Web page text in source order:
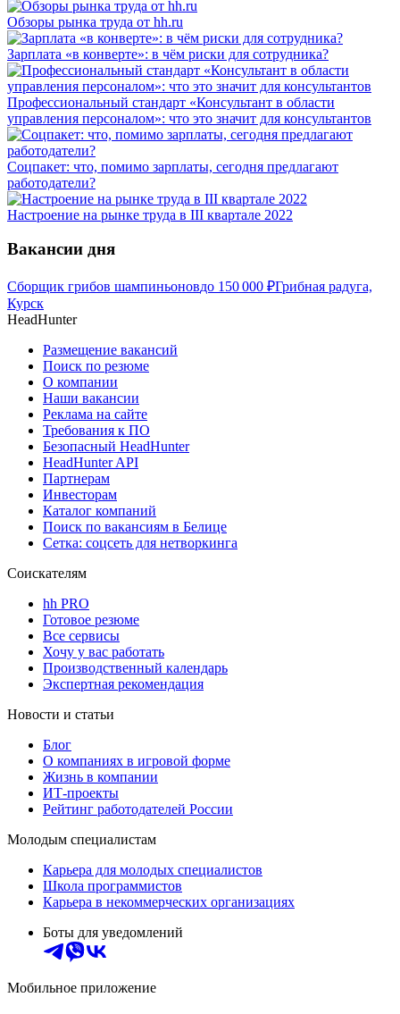
Обзоры рынка труда от hh.ru
Зарплата «в конверте»: в чём риски для сотрудника?
Профессиональный стандарт «Консультант в области
управления персоналом»: что это значит для консультантов
Соцпакет: что, помимо зарплаты, сегодня предлагают
работодатели?
Настроение на рынке труда в III квартале 2022
Вакансии дня
Сборщик грибов шампиньоновдо 150 000 ₽Грибная радуга,
Курск
HeadHunter
Размещение вакансий
Поиск по резюме
О компании
Наши вакансии
Реклама на сайте
Требования к ПО
Безопасный HeadHunter
HeadHunter API
Партнерам
Инвесторам
Каталог компаний
Поиск по вакансиям в Белице
Сетка: соцсеть для нетворкинга
Соискателям
hh PRO
Готовое резюме
Все сервисы
Хочу у вас работать
Производственный календарь
Экспертная рекомендация
Новости и статьи
Блог
О компаниях в игровой форме
Жизнь в компании
ИТ-проекты
Рейтинг работодателей России
Молодым специалистам
Карьера для молодых специалистов
Школа программистов
Карьера в некоммерческих организациях
Боты для уведомлений
Мобильное приложение